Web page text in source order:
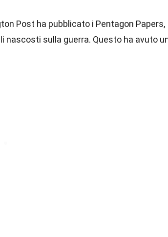
Post ha pubblicato i Pentagon Papers,
sulla guerra. Questo ha avuto